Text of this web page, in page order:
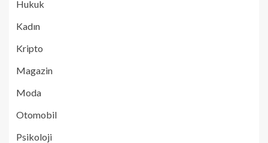
Hukuk
Kadın
Kripto
Magazin
Moda
Otomobil
Psikoloji